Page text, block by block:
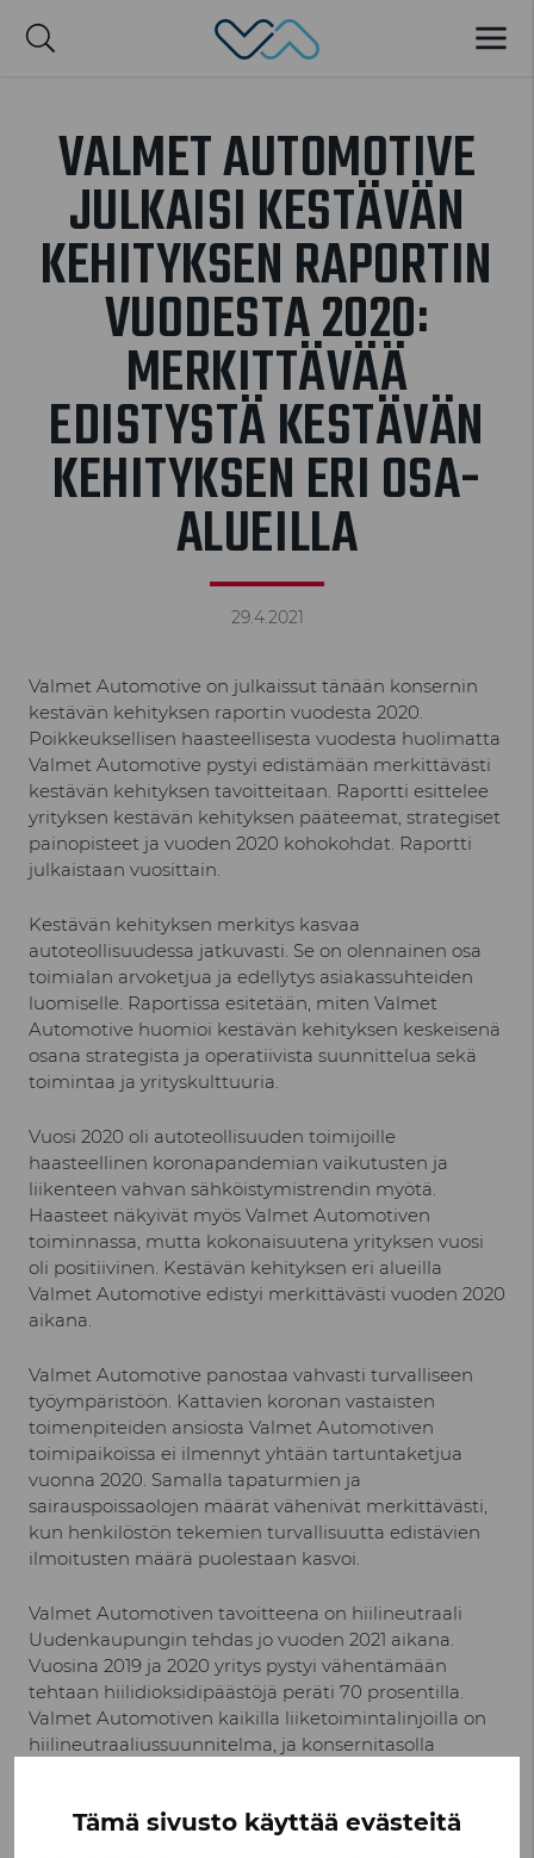
Tämä sivusto käyttää evästeitä
Valmet Automotive
VALMET AUTOMOTIVE
JULKAISI KESTÄVÄN
KEHITYKSEN RAPORTIN
VUODESTA 2020:
MERKITTÄVÄÄ
EDISTYSTÄ KESTÄVÄN
KEHITYKSEN ERI OSA-
ALUEILLA
29.4.2021
Valmet Automotive on julkaissut tänään konsernin
kestävän kehityksen raportin vuodesta 2020.
Poikkeuksellisen haasteellisesta vuodesta huolimatta
Valmet Automotive pystyi edistämään merkittävästi
kestävän kehityksen tavoitteitaan. Raportti esittelee
yrityksen kestävän kehityksen pääteemat, strategiset
painopisteet ja vuoden 2020 kohokohdat. Raportti
julkaistaan vuosittain.
Kestävän kehityksen merkitys kasvaa
autoteollisuudessa jatkuvasti. Se on olennainen osa
toimialan arvoketjua ja edellytys asiakassuhteiden
luomiselle. Raportissa esitetään, miten Valmet
Automotive huomioi kestävän kehityksen keskeisenä
osana strategista ja operatiivista suunnittelua sekä
toimintaa ja yrityskulttuuria.
Vuosi 2020 oli autoteollisuuden toimijoille
haasteellinen koronapandemian vaikutusten ja
liikenteen vahvan sähköistymistrendin myötä.
Haasteet näkyivät myös Valmet Automotiven
toiminnassa, mutta kokonaisuutena yrityksen vuosi
oli positiivinen. Kestävän kehityksen eri alueilla
Valmet Automotive edistyi merkittävästi vuoden 2020
aikana.
Valmet Automotive panostaa vahvasti turvalliseen
työympäristöön. Kattavien koronan vastaisten
toimenpiteiden ansiosta Valmet Automotiven
toimipaikoissa ei ilmennyt yhtään tartuntaketjua
vuonna 2020. Samalla tapaturmien ja
sairauspoissaolojen määrät vähenivät merkittävästi,
kun henkilöstön tekemien turvallisuutta edistävien
ilmoitusten määrä puolestaan kasvoi.
Valmet Automotiven tavoitteena on hiilineutraali
Uudenkaupungin tehdas jo vuoden 2021 aikana.
Vuosina 2019 ja 2020 yritys pystyi vähentämään
tehtaan hiilidioksidipäästöjä peräti 70 prosentilla.
Valmet Automotiven kaikilla liiketoimintalinjoilla on
hiilineutraaliussuunnitelma, ja konsernitasolla